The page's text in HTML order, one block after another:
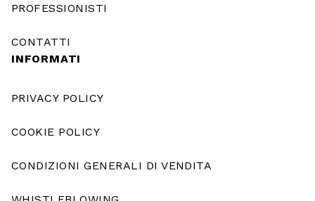
PROFESSIONISTI
CONTATTI
INFORMATI
PRIVACY POLICY
COOKIE POLICY
CONDIZIONI GENERALI DI VENDITA